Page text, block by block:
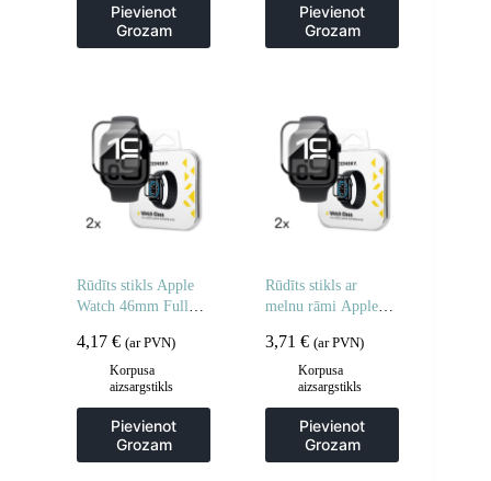
Pievienot
Grozam
Pievienot
Grozam
Rūdīts stikls Apple
Watch 46mm Full
4,17 € (ar PVN)
Korpusa
aizsargstikls
Pievienot
Grozam
Rūdīts stikls ar
melnu rāmi Apple
Glue – 2 gab.
3,71€ (ar PVN)
Korpusa
aizsargstikls
Pievienot
Grozam